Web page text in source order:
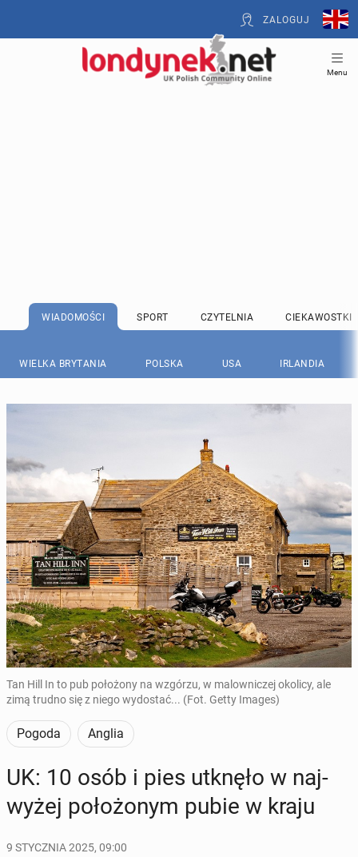
ZALOGUJ
Menu
WIADOMOŚCI SPORT CZYTELNIA CIEKAWOSTKI
WIELKA BRYTANIA POLSKA USA IRLANDIA
Tan Hill In to pub położony na wzgórzu, w malowniczej okolicy, ale
zimą trudno się z niego wydostać... (Fot. Getty Images)
Pogoda Anglia
UK: 10 osób i pies utknęło w naj­
wy­żej po­ło­żo­nym pubie w kraju
9 STYCZNIA 2025, 09:00